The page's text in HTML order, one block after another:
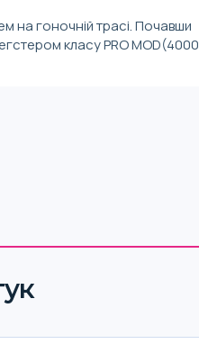
на гоночній трасі. Почавши
класу PRO MOD(4000